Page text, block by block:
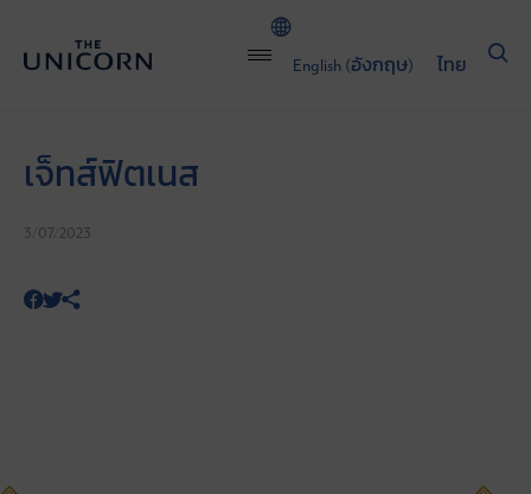
English (อังกฤษ) ไทย
เจ็ทส์ฟิตเนส
3/07/2023